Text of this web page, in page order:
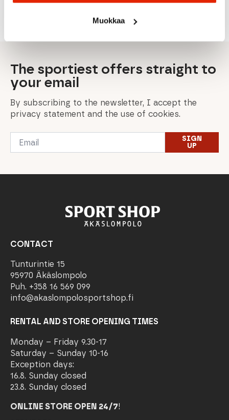
Muokkaa
price
price
price
price
The sportiest offers straight to
your email
By subscribing to the newsletter, I accept the
privacy statement and the use of cookies.
Email
SIGN
UP
CONTACT
Tunturintie 15
95970 Äkäslompolo
Puh. +358 16 569 099
info@akaslompolosportshop.fi
RENTAL AND STORE OPENING TIMES
Monday – Friday 9.30-17
Saturday – Sunday 10-16
Exception days:
16.8. Sunday closed
23.8. Sunday closed
ONLINE STORE OPEN 24/7!